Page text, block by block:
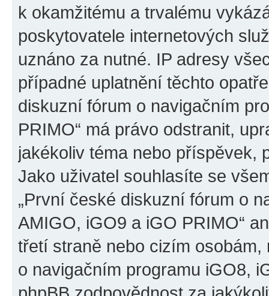
k okamžitému a trvalému
poskytovatele internetových
uznáno za nutné. IP adresy
případné uplatnění těchto
diskuzní fórum o navigačním
PRIMO“ má právo odstranit,
jakékoliv téma nebo příspěvek,
Jako uživatel souhlasíte se
„První české diskuzní fórum o
AMIGO, iGO9 a iGO PRIMO“
třetí straně nebo cizím
o navigačním programu iGO8,